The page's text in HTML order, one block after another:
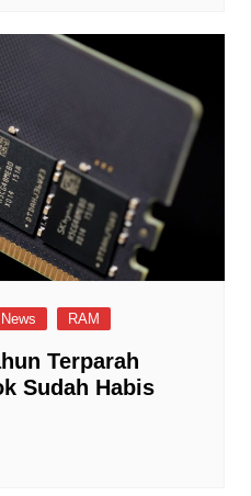
RAM
Terparah
Sudah Habis